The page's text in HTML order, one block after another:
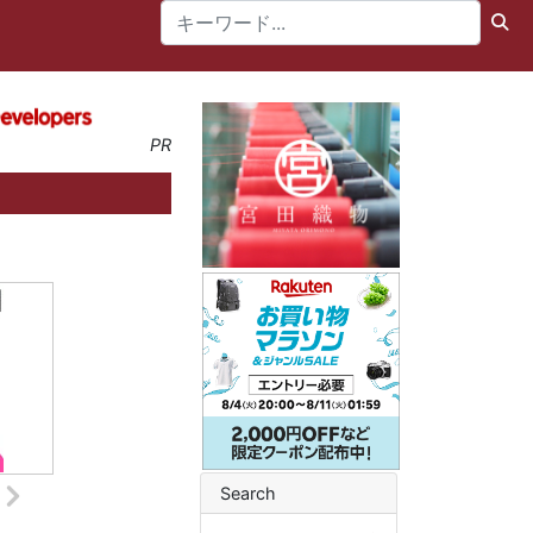
PR
Search